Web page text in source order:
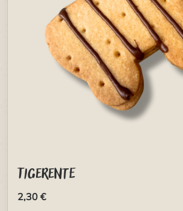
Tigerente
2,30 €